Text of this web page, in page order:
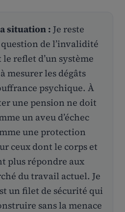
situation : Je reste
de l’invalidité
reflet d’un système
mesurer les dégâts
psychique. À
une pension ne doit
un aveu d’échec
une protection
ceux dont le corps et
plus répondre aux
du travail actuel. Je
un filet de sécurité qui
sans la menace